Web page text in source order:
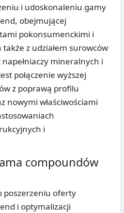
i udoskonaleniu gamy
obejmującej
pokonsumenckimi i
z udziałem surowców
mineralnych i
połączenie wyższej
z poprawą profilu
nowymi właściwościami
i
compoundów
poszerzeniu oferty
i optymalizacji